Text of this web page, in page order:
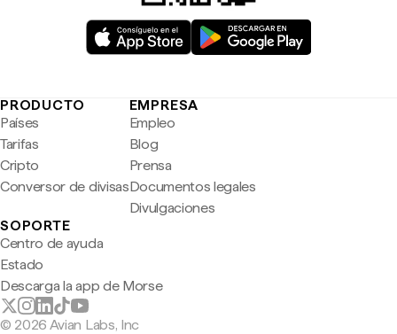
PRODUCTO
Países
Tarifas
Cripto
Conversor de divisas
EMPRESA
Empleo
Blog
Prensa
Documentos legales
Divulgaciones
SOPORTE
Centro de ayuda
Estado
Descarga la app de Morse
© 2026 Avian Labs, Inc